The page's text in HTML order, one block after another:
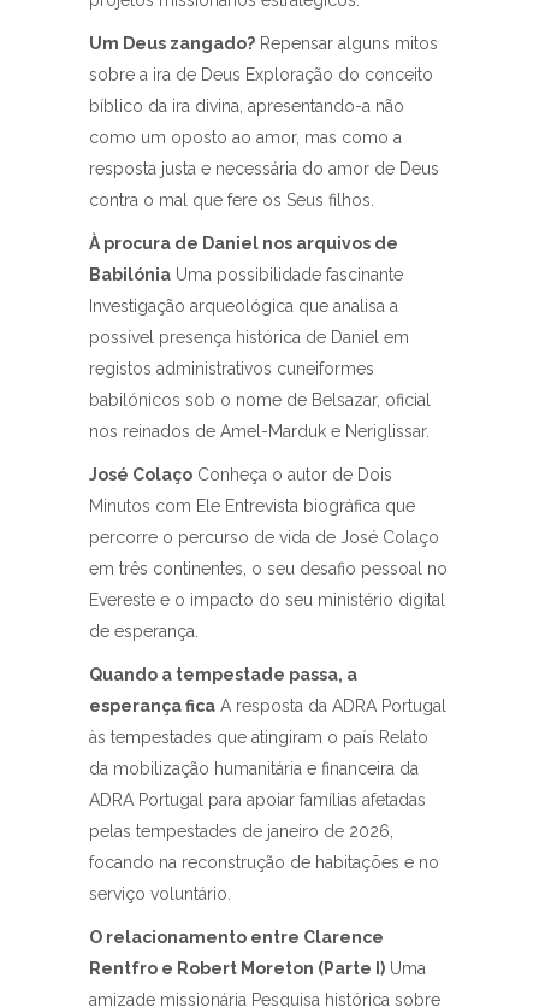
Um Deus zangado? Repensar alguns mitos
sobre a ira de Deus Exploração do conceito
bíblico da ira divina, apresentando-a não
como um oposto ao amor, mas como a
resposta justa e necessária do amor de Deus
contra o mal que fere os Seus filhos.
À procura de Daniel nos arquivos de
Babilónia Uma possibilidade fascinante
Investigação arqueológica que analisa a
possível presença histórica de Daniel em
registos administrativos cuneiformes
babilónicos sob o nome de Belsazar, oficial
nos reinados de Amel-Marduk e Neriglissar.
José Colaço Conheça o autor de Dois
Minutos com Ele Entrevista biográfica que
percorre o percurso de vida de José Colaço
em três continentes, o seu desafio pessoal no
Evereste e o impacto do seu ministério digital
de esperança.
Quando a tempestade passa, a
esperança fica A resposta da ADRA Portugal
às tempestades que atingiram o país Relato
da mobilização humanitária e financeira da
ADRA Portugal para apoiar famílias afetadas
pelas tempestades de janeiro de 2026,
focando na reconstrução de habitações e no
serviço voluntário.
O relacionamento entre Clarence
Rentfro e Robert Moreton (Parte I) Uma
amizade missionária Pesquisa histórica sobre